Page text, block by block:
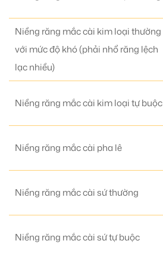
Niềng răng mắc cài kim loại thường
với mức độ khó (phải nhổ răng lệch
lạc nhiều)
Niềng răng mắc cài kim loại tự buộc
Niềng răng mắc cài pha lê
Niềng răng mắc cài sứ thường
Niềng răng mắc cài sứ tự buộc